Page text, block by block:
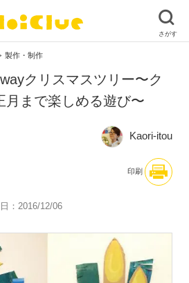
製作・制作
クリスマスツリー〜ク
月まで楽しめる遊び〜
Kaori-itou
印刷
：2016/12/06